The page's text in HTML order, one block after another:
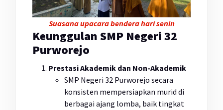
Suasana upacara bendera hari senin
Keunggulan SMP Negeri 32
Purworejo
Prestasi Akademik dan Non-Akademik
SMP Negeri 32 Purworejo secara
konsisten mempersiapkan murid di
berbagai ajang lomba, baik tingkat